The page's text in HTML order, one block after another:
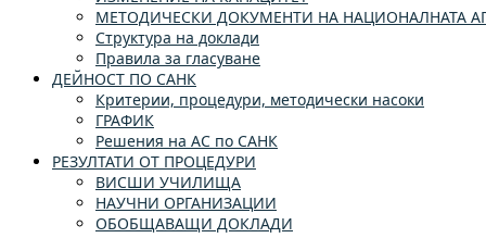
МЕТОДИЧЕСКИ ДОКУМЕНТИ НА НАЦИОНАЛНАТА
Структура на доклади
Правила за гласуване
ДЕЙНОСТ ПО САНК
Критерии, процедури, методически насоки
ГРАФИК
Решения на АС по САНК
РЕЗУЛТАТИ ОТ ПРОЦЕДУРИ
ВИСШИ УЧИЛИЩА
НАУЧНИ ОРГАНИЗАЦИИ
ОБОБЩАВАЩИ ДОКЛАДИ